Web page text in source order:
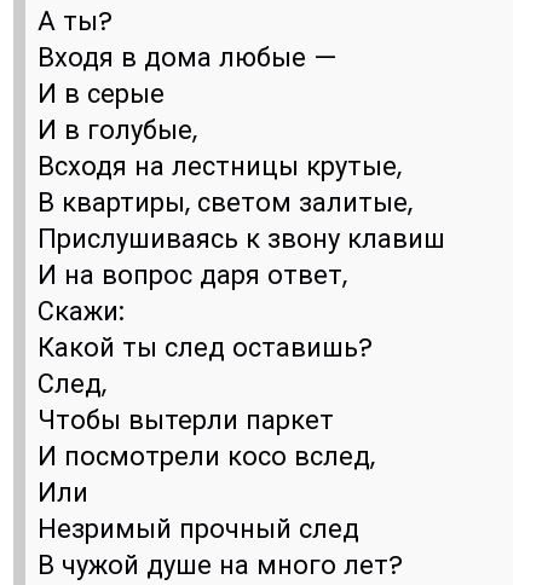
А ты?
Входя в дома любые —
И в серые
И в голубые,
Всходя на лестницы крутые,
В квартиры, светом залитые,
Прислушиваясь к звону клавиш
И на вопрос даря ответ,
Скажи:
Какой ты след оставишь?
След,
Чтобы вытерли паркет
И посмотрели косо вслед,
Или
Незримый прочный след
В чужой душе на много лет?